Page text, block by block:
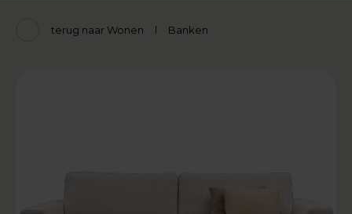
terug naar Wonen Banken